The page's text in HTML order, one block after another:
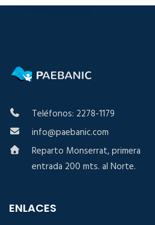
Teléfonos: 2278-1179
info@paebanic.com
Reparto Monserrat, primera
entrada 200 mts. al Norte.
ENLACES